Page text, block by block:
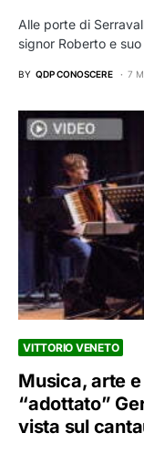
Alle porte di
signor Roberto e
BY QDP CONOSCERE 7
VITTORIO VENETO
Musica, arte
“adottato”
vista sul